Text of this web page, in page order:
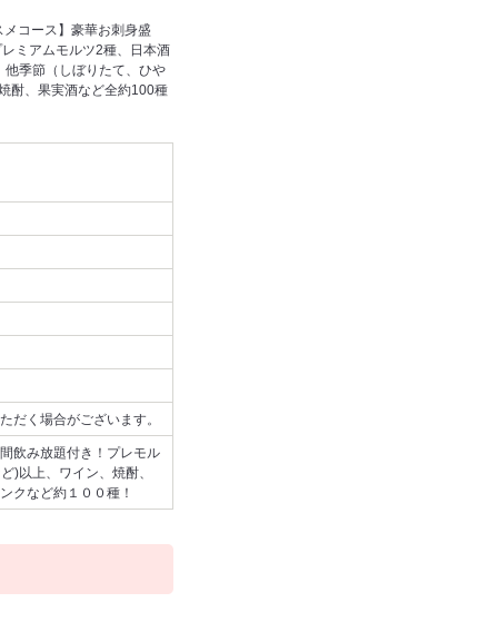
コース】豪華お刺身盛
ミアムモルツ2種、日本酒
季節（しぼりたて、ひや
酎、果実酒など全約100種
だく場合がございます。
飲み放題付き！プレモル
)以上、ワイン、焼酎、
クなど約１００種！